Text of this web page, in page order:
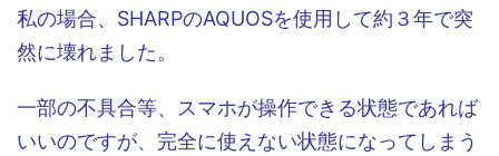
私の場合、SHARPのAQUOSを使用して約３年で突
然に壊れました。
一部の不具合等、スマホが操作できる状態であれば
いいのですが、完全に使えない状態になってしまう